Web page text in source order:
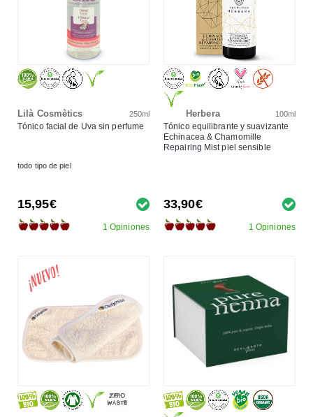
Lilà Cosmètics 250ml
Tónico facial de Uva sin perfume
todo tipo de piel
15,95€
1 Opiniones
Herbera 100ml
Tónico equilibrante y suavizante
Echinacea & Chamomille
Repairing Mist piel sensible
33,90€
1 Opiniones